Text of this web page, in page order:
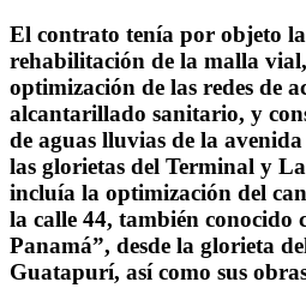
El contrato tenía por objeto
rehabilitación de la malla
optimización de las redes de
alcantarillado sanitario, y
de aguas lluvias de la
las glorietas del Terminal y
incluía la optimización del
la calle 44, también conocido
Panamá”, desde la glorieta
Guatapurí, así como sus